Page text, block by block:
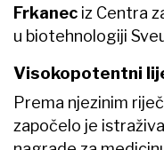
Frkanec iz Centra
u biotehnologiji
Visokopotentni
Prema njezinim
započelo je